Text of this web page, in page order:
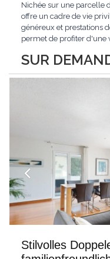
SUR
Nichée sur une parcelle
offre un cadre de vie
généreux et prestations
permet de profiter d'une
excavé, cette villa
de 260 m²,
Stilvolles